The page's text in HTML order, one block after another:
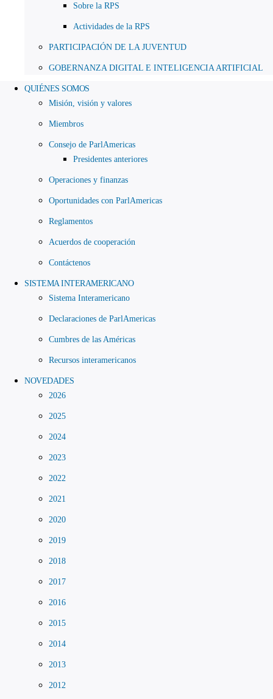
Sobre la RPS
Actividades de la RPS
PARTICIPACIÓN DE LA JUVENTUD
GOBERNANZA DIGITAL E INTELIGENCIA ARTIFICIAL
QUIÉNES SOMOS
Misión, visión y valores
Miembros
Consejo de ParlAmericas
Presidentes anteriores
Operaciones y finanzas
Oportunidades con ParlAmericas
Reglamentos
Acuerdos de cooperación
Contáctenos
SISTEMA INTERAMERICANO
Sistema Interamericano
Declaraciones de ParlAmericas
Cumbres de las Américas
Recursos interamericanos
NOVEDADES
2026
2025
2024
2023
2022
2021
2020
2019
2018
2017
2016
2015
2014
2013
2012